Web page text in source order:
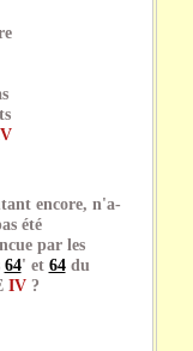
encore, n'a-
été
par les
64' et 64du
IV?